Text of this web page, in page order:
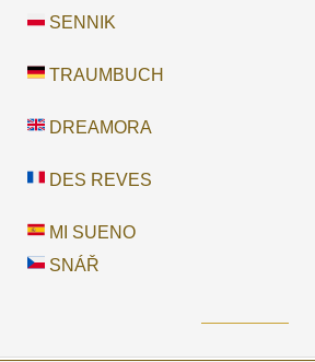
SENNIK
TRAUMBUCH
DREAMORA
DES REVES
MI SUENO
SNÁŘ